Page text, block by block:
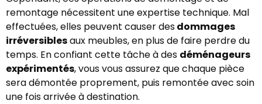
remontage nécessitent une expertise technique. Mal
effectuées, elles peuvent causer desdommages
irréversiblesaux meubles, en plus de faire perdre du
temps. En confiant cette tâche à des déménageurs
expérimentés, vous vous assurez que chaque pièce
sera démontée proprement, puis remontée avec soin
une fois arrivée à destination.